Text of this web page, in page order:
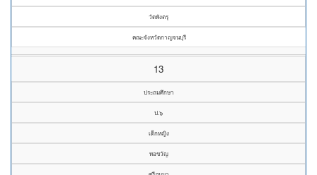
วัดพังตรุ
คณะจังหวัดกาญจนบุรี
13
ประถมศึกษา
ป.๖
เด็กหญิง
ทอขวัญ